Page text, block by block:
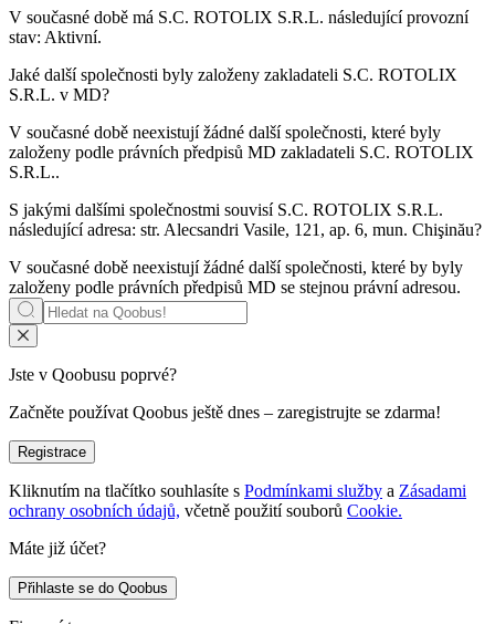
V současné době má S.C. ROTOLIX S.R.L. následující provozní
stav: Aktivní.
Jaké další společnosti byly založeny zakladateli S.C. ROTOLIX
S.R.L. v MD?
V současné době neexistují žádné další společnosti, které byly
založeny podle právních předpisů MD zakladateli S.C. ROTOLIX
S.R.L..
S jakými dalšími společnostmi souvisí S.C. ROTOLIX S.R.L.
následující adresa: str. Alecsandri Vasile, 121, ap. 6, mun. Chişinău?
V současné době neexistují žádné další společnosti, které by byly
založeny podle právních předpisů MD se stejnou právní adresou.
Jste v Qoobusu poprvé?
Začněte používat Qoobus ještě dnes – zaregistrujte se zdarma!
Registrace
Kliknutím na tlačítko souhlasíte s Podmínkami služby a Zásadami
ochrany osobních údajů, včetně použití souborů Cookie.
Máte již účet?
Přihlaste se do Qoobus